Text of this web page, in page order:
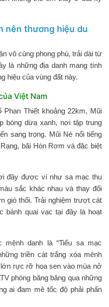
nên thương hiệu du
vô cùng phong phú, trải dài từ
là những địa danh mang tính
hiệu của vùng đất này.
Việt Nam
Phan Thiết khoảng 22km, Mũi
bóng dừa xanh, nơi tập trung
sang trọng. Mũi Né nổi tiếng
bãi Hòn Rơm và đặc biệt
đây được ví như sa mạc thu
sắc khác nhau và thay đổi
gió thổi. Trải nghiệm trượt cát
bánh quai vạc tại đây là hoạt
mệnh danh là “Tiểu sa mạc
triền cát trắng xóa mênh
rực rỡ hoa sen vào mùa nở
phóng băng băng qua những
ai đam mê tốc độ phải phấn